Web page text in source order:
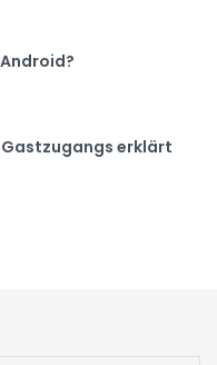
erklärt